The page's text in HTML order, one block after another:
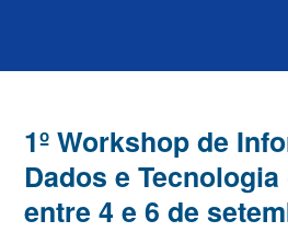
1º Workshop de
Dados e
entre 4 e 6 de